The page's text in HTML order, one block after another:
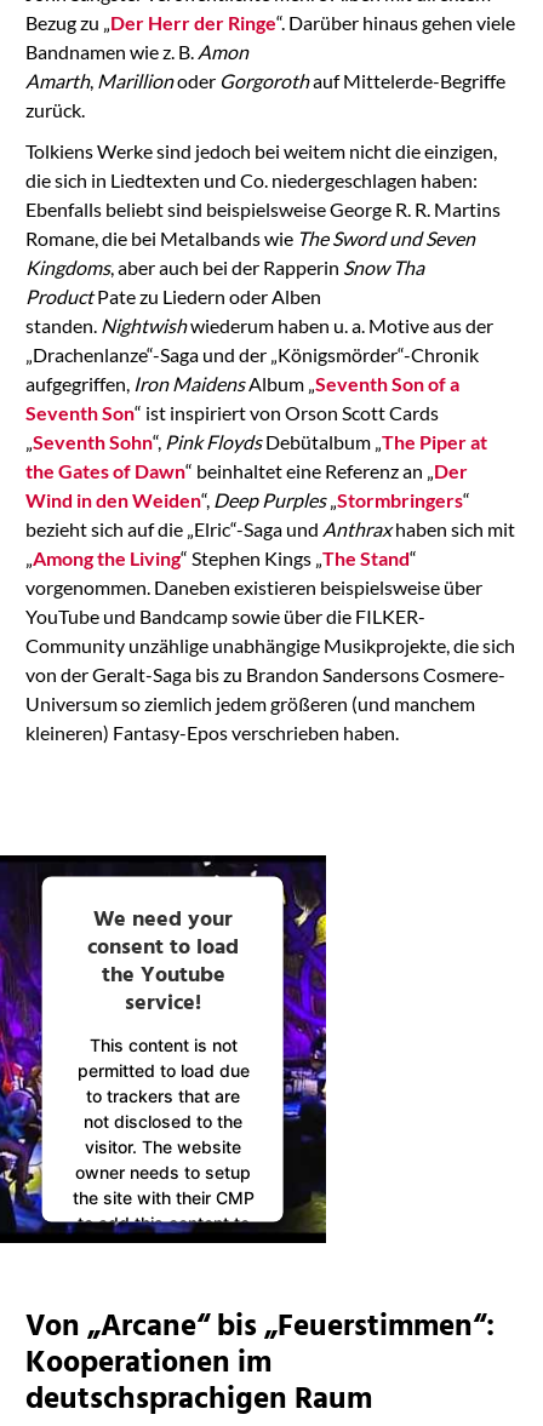
Bezug zu „Der Herr der Ringe“. Darüber hinaus gehen viele
Bandnamen wie z. B. Amon
Amarth, Marillionoder Gorgorothauf Mittelerde-Begriffe
zurück.
Tolkiens Werke sind jedoch bei weitem nicht die einzigen,
die sich in Liedtexten und Co. niedergeschlagen haben:
Ebenfalls beliebt sind beispielsweise George R. R. Martins
Romane, die bei Metalbands wie The Sword und Seven
Kingdoms, aber auch bei der Rapperin Snow Tha
ProductPate zu Liedern oder Alben
standen. Nightwishwiederum haben u. a. Motive aus der
„Drachenlanze“-Saga und der „Königsmörder“-Chronik
aufgegriffen, Iron MaidensAlbum „Seventh Son of a
Seventh Son“ ist inspiriert von Orson Scott Cards
„Seventh Sohn“, Pink FloydsDebütalbum „The Piper at
the Gates of Dawn“ beinhaltet eine Referenz an „Der
Wind in den Weiden“, Deep Purples„Stormbringers“
bezieht sich auf die „Elric“-Saga und Anthraxhaben sich mit
„Among the Living“ Stephen Kings „The Stand“
vorgenommen. Daneben existieren beispielsweise über
YouTube und Bandcamp sowie über die FILKER-
Community unzählige unabhängige Musikprojekte, die sich
von der Geralt-Saga bis zu Brandon Sandersons Cosmere-
Universum so ziemlich jedem größeren (und manchem
kleineren) Fantasy-Epos verschrieben haben.
We need your
consent to load
the Youtube
service!
This content is not
permitted to load due
to trackers that are
not disclosed to the
visitor. The website
owner needs to setup
the site with their CMP
to add this content to
the list of technologies
Usercentrics Consent
Management
Platform
Von „Arcane“ bis „Feuerstimmen“:
Kooperationen im
deutschsprachigen Raum